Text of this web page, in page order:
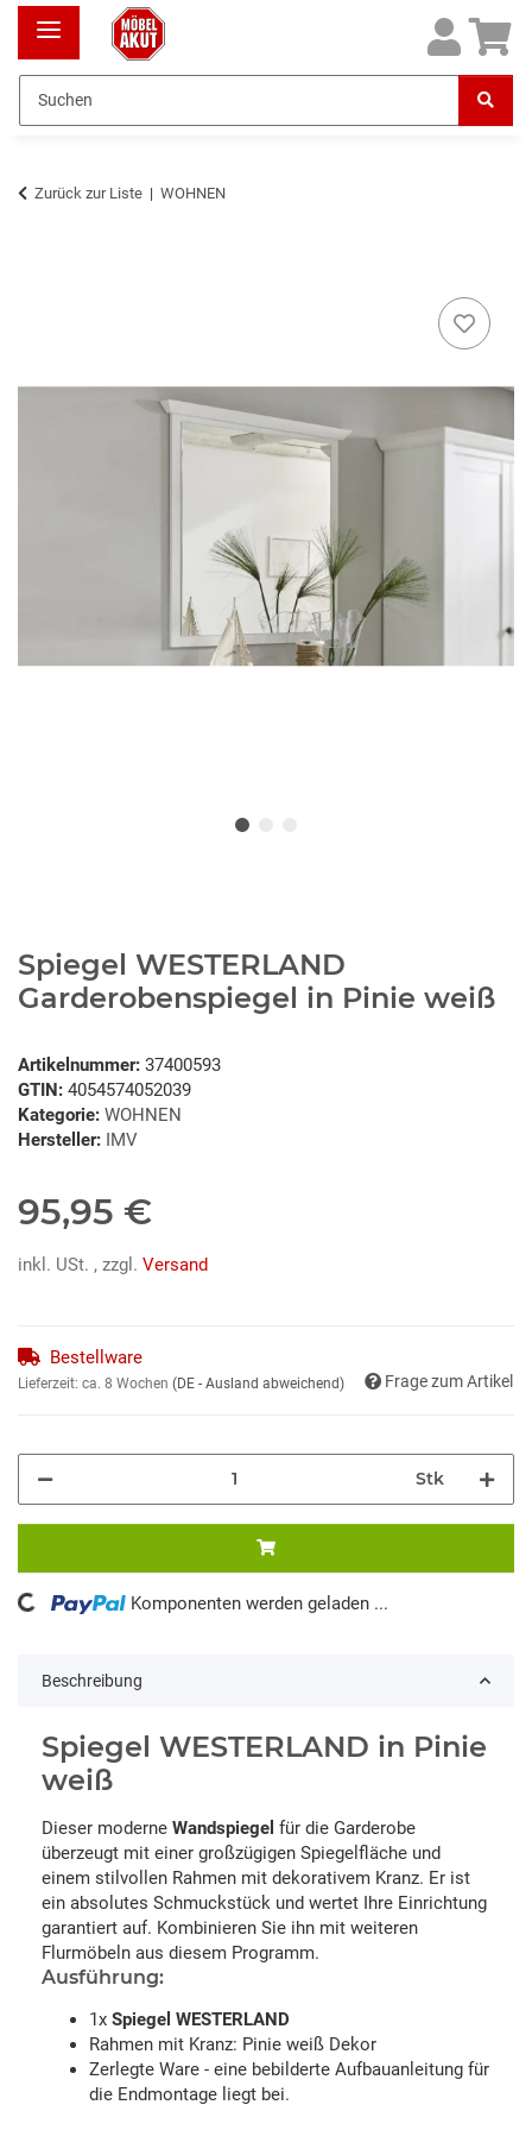
Zurück zur Liste WOHNEN
Spiegel WESTERLAND
Garderobenspiegel in Pinie weiß
Artikelnummer: 37400593
GTIN: 4054574052039
Kategorie: WOHNEN
Hersteller: IMV
95,95 €
inkl. USt. , zzgl. Versand
Bestellware
Lieferzeit: ca. 8 Wochen (DE - Ausland abweichend) Frage zum Artikel
Stk
Komponenten werden geladen ...
Beschreibung
Spiegel WESTERLAND in Pinie
weiß
Dieser moderne Wandspiegel für die Garderobe
überzeugt mit einer großzügigen Spiegelfläche und
einem stilvollen Rahmen mit dekorativem Kranz. Er ist
ein absolutes Schmuckstück und wertet Ihre Einrichtung
garantiert auf. Kombinieren Sie ihn mit weiteren
Flurmöbeln aus diesem Programm.
Ausführung:
1x Spiegel WESTERLAND
Rahmen mit Kranz: Pinie weiß Dekor
Zerlegte Ware - eine bebilderte Aufbauanleitung für
die Endmontage liegt bei.